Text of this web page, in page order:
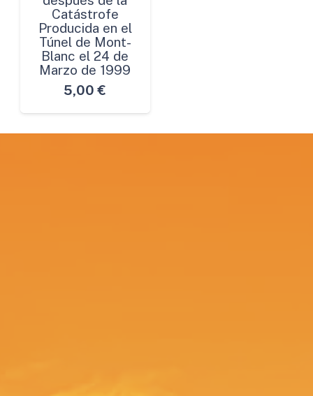
Catástrofe
Producida en el
Túnel de Mont-
Blanc el 24 de
Marzo de 1999
5,00 €